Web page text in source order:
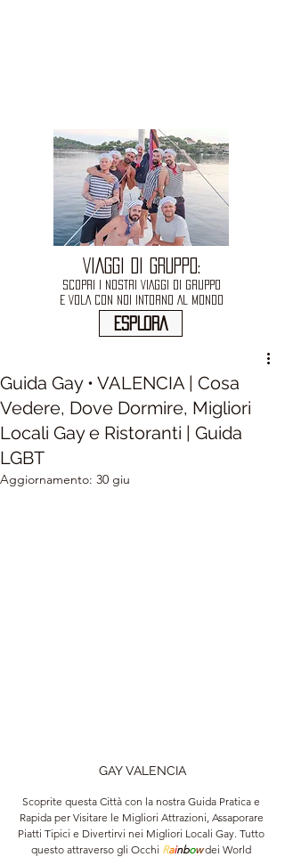
VIAGGI DI GRUPPO:
SCOPRI I NOSTRI VIAGGI DI GRUPPO
E VOLA CON NOI INTORNO AL MONDO
ESPLORA
Guida Gay • VALENCIA | Cosa
Vedere, Dove Dormire, Migliori
Locali Gay e Ristoranti | Guida
LGBT
Aggiornamento: 30 giu
GAY VALENCIA
Scoprite questa Città con la nostra Guida Pratica e
Rapida per Visitare le Migliori Attrazioni, Assaporare
Piatti Tipici e Divertirvi nei Migliori Locali Gay. Tutto
questo attraverso gli Occhi Rainbow dei World